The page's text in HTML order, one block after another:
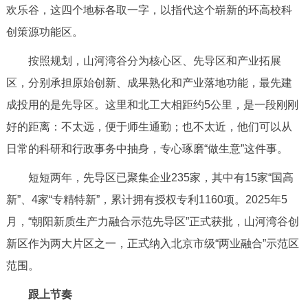
欢乐谷，这四个地标各取一字，以指代这个崭新的环高校科
创策源功能区。
按照规划，山河湾谷分为核心区、先导区和产业拓展
区，分别承担原始创新、成果熟化和产业落地功能，最先建
成投用的是先导区。这里和北工大相距约5公里，是一段刚刚
好的距离：不太远，便于师生通勤；也不太近，他们可以从
日常的科研和行政事务中抽身，专心琢磨“做生意”这件事。
短短两年，先导区已聚集企业235家，其中有15家“国高
新”、4家“专精特新”，累计拥有授权专利1160项。2025年5
月，“朝阳新质生产力融合示范先导区”正式获批，山河湾谷创
新区作为两大片区之一，正式纳入北京市级“两业融合”示范区
范围。
跟上节奏